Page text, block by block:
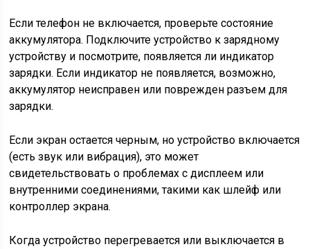
Если телефон не включается, проверьте состояние
аккумулятора. Подключите устройство к зарядному
устройству и посмотрите, появляется ли индикатор
зарядки. Если индикатор не появляется, возможно,
аккумулятор неисправен или поврежден разъем для
зарядки.
Если экран остается черным, но устройство включается
(есть звук или вибрация), это может
свидетельствовать о проблемах с дисплеем или
внутренними соединениями, такими как шлейф или
контроллер экрана.
Когда устройство перегревается или выключается в